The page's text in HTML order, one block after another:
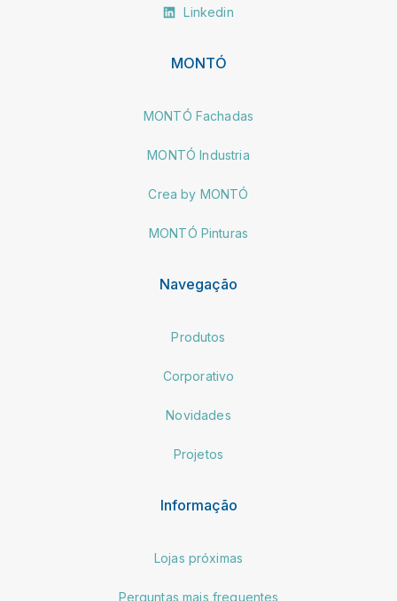
Linkedin
MONTÓ
MONTÓ Fachadas
MONTÓ Industria
Crea by MONTÓ
MONTÓ Pinturas
Navegação
Produtos
Corporativo
Novidades
Projetos
Informação
Lojas próximas
Perguntas mais frequentes